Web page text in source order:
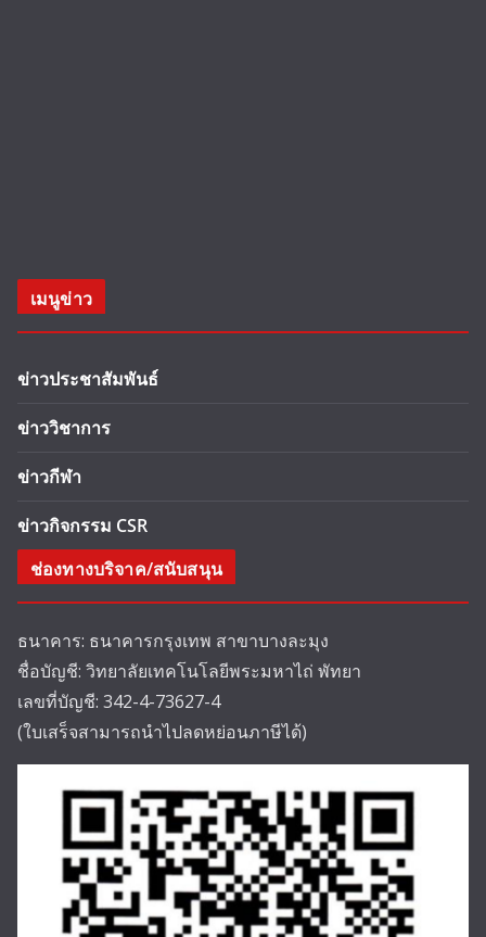
เมนูข่าว
ข่าวประชาสัมพันธ์
ข่าววิชาการ
ข่าวกีฬา
ข่าวกิจกรรม CSR
ช่องทางบริจาค/สนับสนุน
ธนาคาร: ธนาคารกรุงเทพ สาขาบางละมุง
ชื่อบัญชี: วิทยาลัยเทคโนโลยีพระมหาไถ่ พัทยา
เลขที่บัญชี: 342-4-73627-4
(ใบเสร็จสามารถนำไปลดหย่อนภาษีได้)